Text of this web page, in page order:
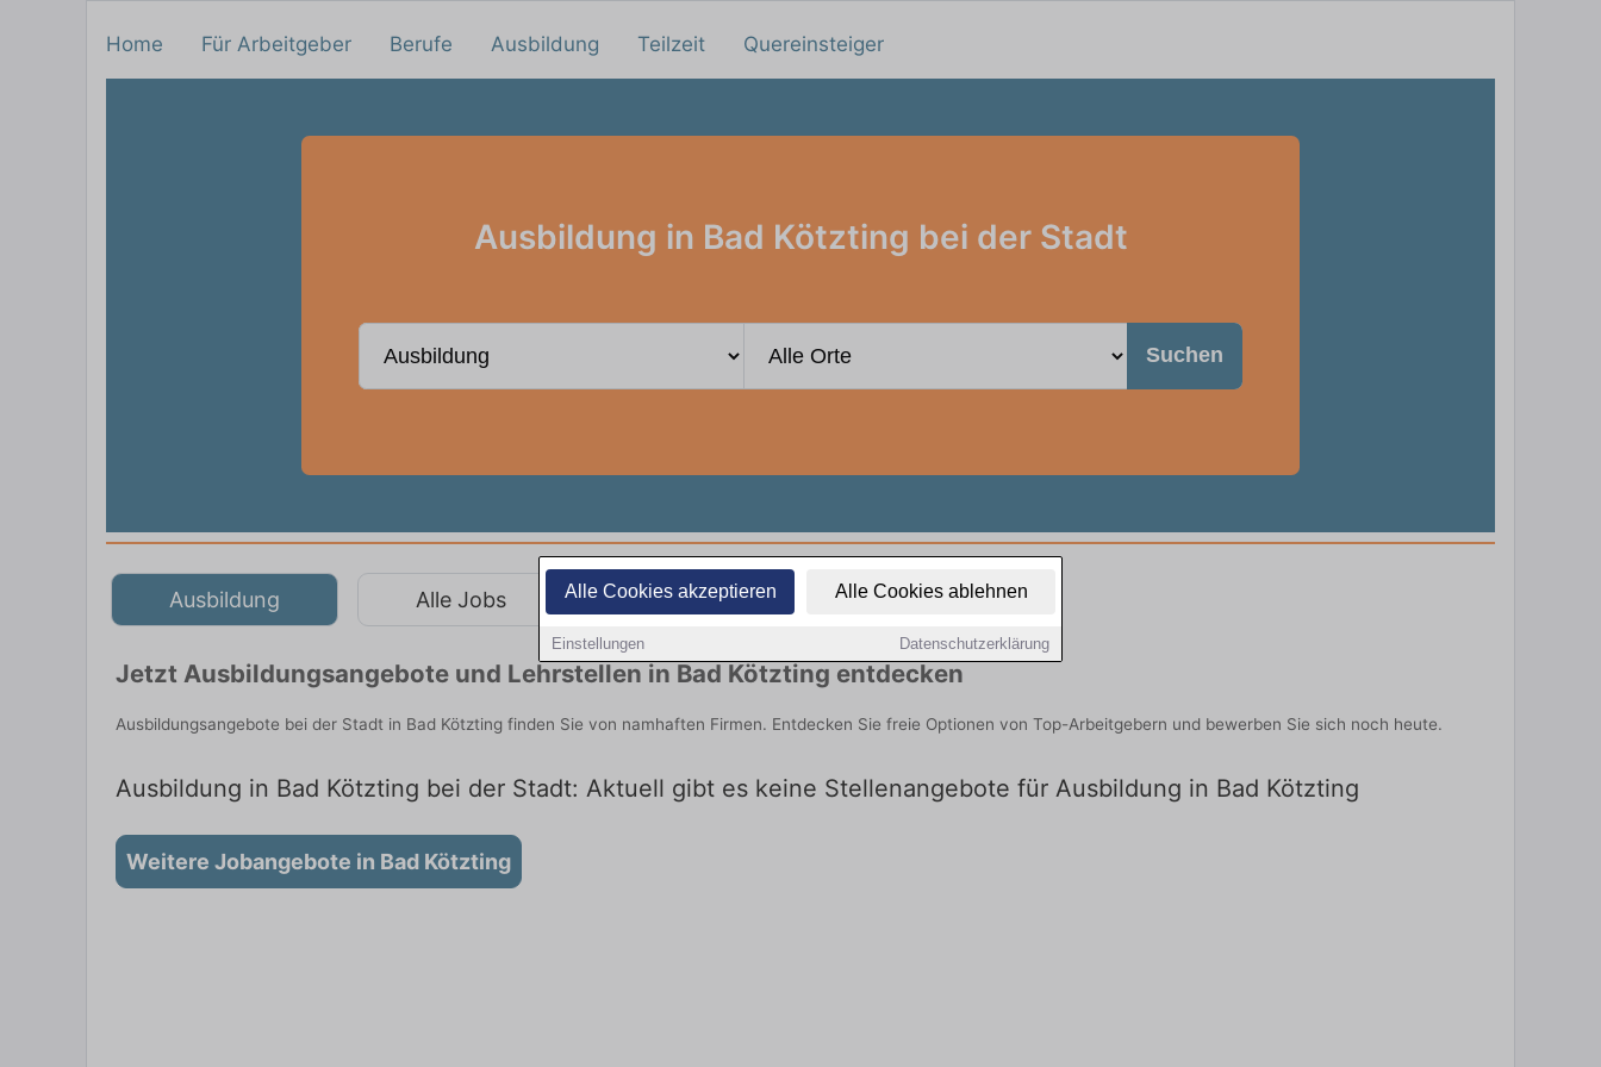
Alle Cookies akzeptieren Alle Cookies ablehnen
Einstellungen Datenschutzerklärung
Home Für Arbeitgeber Berufe Ausbildung Teilzeit Quereinsteiger
Ausbildung in Bad Kötzting bei der Stadt
Suchen
Ausbildung Alle Jobs Teilzeit Quereinsteiger
Jetzt Ausbildungsangebote und Lehrstellen in Bad Kötzting entdecken
Ausbildungsangebote bei der Stadt in Bad Kötzting finden Sie von namhaften Firmen. Entdecken Sie freie Optionen von Top-Arbeitgebern und bewerben Sie sich noch heute.
Ausbildung in Bad Kötzting bei der Stadt: Aktuell gibt es keine Stellenangebote für Ausbildung in Bad Kötzting
Weitere Jobangebote in Bad Kötzting